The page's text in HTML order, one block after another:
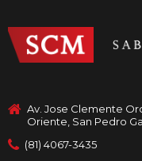
Av. Jose Clemente
Oriente, San Pedro
(81) 4067-3435